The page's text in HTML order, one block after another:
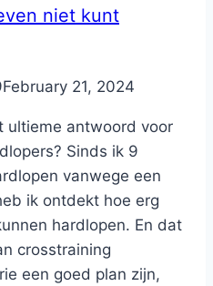
niet kunt
February 21, 2024
ultieme antwoord voor
Sinds ik 9
vanwege een
ik ontdekt hoe erg
hardlopen. En dat
crosstraining
een goed plan zijn,